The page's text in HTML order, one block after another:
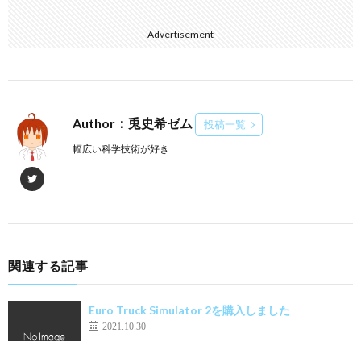
Advertisement
Author：兎史希ゼム 投稿一覧
幅広い科学技術が好き
関連する記事
Euro Truck Simulator 2を購入しました
2021.10.30